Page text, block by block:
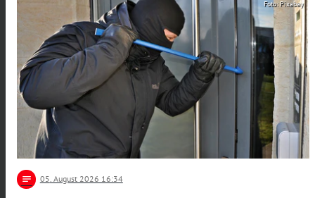
Foto: Pixabay
notes 05. August 2026 16:34